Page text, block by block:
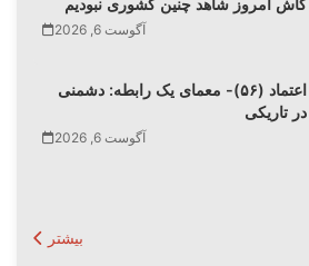
آگوست 6, 2026
اعتماد (۵۶)- معمای یک رابطه: دشمنی
در تاریکی
آگوست 6, 2026
بیشتر